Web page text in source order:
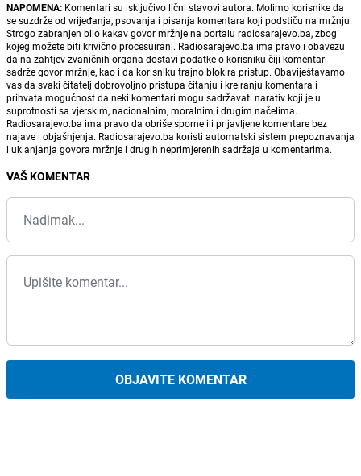
NAPOMENA: Komentari su isključivo lični stavovi autora. Molimo korisnike da
se suzdrže od vrijeđanja, psovanja i pisanja komentara koji podstiču na mržnju.
Strogo zabranjen bilo kakav govor mržnje na portalu radiosarajevo.ba, zbog
kojeg možete biti krivično procesuirani. Radiosarajevo.ba ima pravo i obavezu
da na zahtjev zvaničnih organa dostavi podatke o korisniku čiji komentari
sadrže govor mržnje, kao i da korisniku trajno blokira pristup. Obaviještavamo
vas da svaki čitatelj dobrovoljno pristupa čitanju i kreiranju komentara i
prihvata mogućnost da neki komentari mogu sadržavati narativ koji je u
suprotnosti sa vjerskim, nacionalnim, moralnim i drugim načelima.
Radiosarajevo.ba ima pravo da obriše sporne ili prijavljene komentare bez
najave i objašnjenja. Radiosarajevo.ba koristi automatski sistem prepoznavanja
i uklanjanja govora mržnje i drugih neprimjerenih sadržaja u komentarima.
VAŠ KOMENTAR
OBJAVITE KOMENTAR